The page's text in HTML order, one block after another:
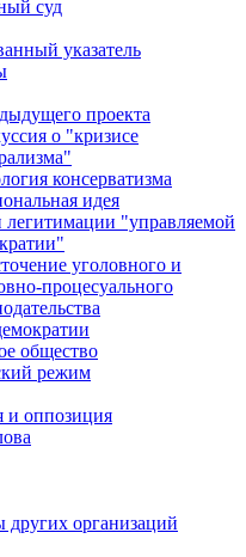
суд
указатель
проекта
о "кризисе
консерватизма
идея
легитимации "управляемой
уголовного и
процесуального
общество
режим
и оппозиция
организаций